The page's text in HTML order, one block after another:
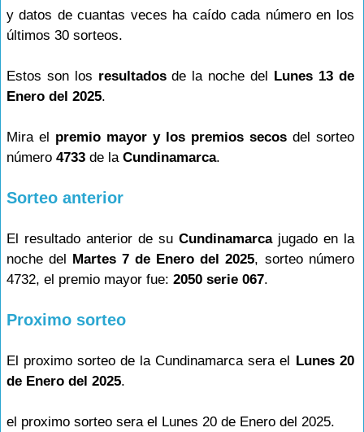
y datos de cuantas veces ha caído cada número en los
últimos 30 sorteos.
Estos son los resultadosde la noche del Lunes 13 de
Enero del 2025.
Mira el premio mayor y los premios secosdel sorteo
número 4733 de la Cundinamarca.
Sorteo anterior
El resultado anterior de su Cundinamarcajugado en la
noche del Martes 7 de Enero del 2025, sorteo número
4732, el premio mayor fue: 2050 serie 067.
Proximo sorteo
El proximo sorteo de la Cundinamarca sera el Lunes 20
de Enero del 2025.
el proximo sorteo sera el Lunes 20 de Enero del 2025.